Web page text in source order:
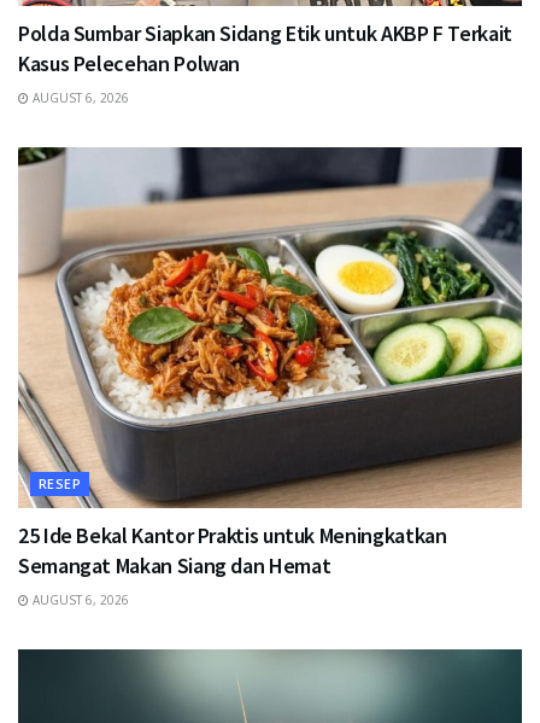
Polda Sumbar Siapkan Sidang Etik untuk AKBP F Terkait
Kasus Pelecehan Polwan
AUGUST 6, 2026
RESEP
25 Ide Bekal Kantor Praktis untuk Meningkatkan
Semangat Makan Siang dan Hemat
AUGUST 6, 2026